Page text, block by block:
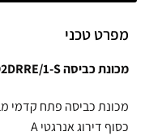
מפרט טכני
מכונת כביסה Candy CS1292DRRE/1-S
כסוף דירוג אנרגטי A